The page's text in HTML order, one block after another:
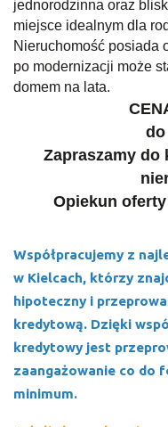
jednorodzinna oraz
miejsce idealnym dla
Nieruchomość posiada
po modernizacji może
domem na lata.
Zapraszamy do
Opiekun oferty
Współpracujemy z
w Kielcach, którzy
hipoteczny i
kredytową. Dzięki
kredytowy jest
zaangażowanie co do
minimum.